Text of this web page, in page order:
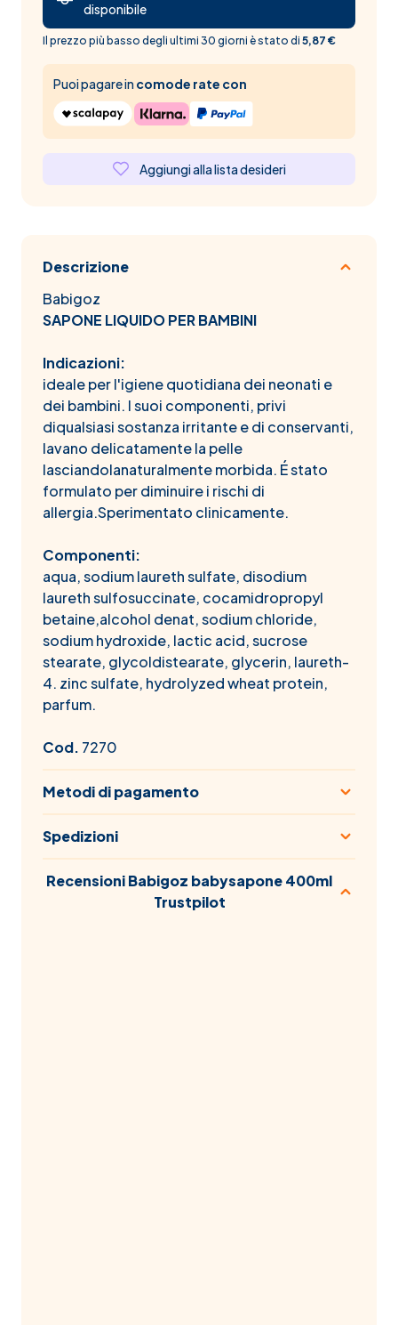
disponibile
Il prezzo più basso degli ultimi 30 giorni è stato di 5,87 €
Puoi pagare incomode rate con
Aggiungi alla lista desideri
Descrizione
Babigoz
SAPONE LIQUIDO PER BAMBINI
Indicazioni:
ideale per l'igiene quotidiana dei neonati e
dei bambini. I suoi componenti, privi
diqualsiasi sostanza irritante e di conservanti,
lavano delicatamente la pelle
lasciandolanaturalmente morbida. É stato
formulato per diminuire i rischi di
allergia.Sperimentato clinicamente.
Componenti:
aqua, sodium laureth sulfate, disodium
laureth sulfosuccinate, cocamidropropyl
betaine,alcohol denat, sodium chloride,
sodium hydroxide, lactic acid, sucrose
stearate, glycoldistearate, glycerin, laureth-
4. zinc sulfate, hydrolyzed wheat protein,
parfum.
Cod. 7270
Metodi di pagamento
Spedizioni
Recensioni Babigoz babysapone 400ml
Trustpilot